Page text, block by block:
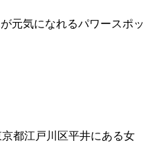
元気になれるパワースポッ
都江戸川区平井にある女